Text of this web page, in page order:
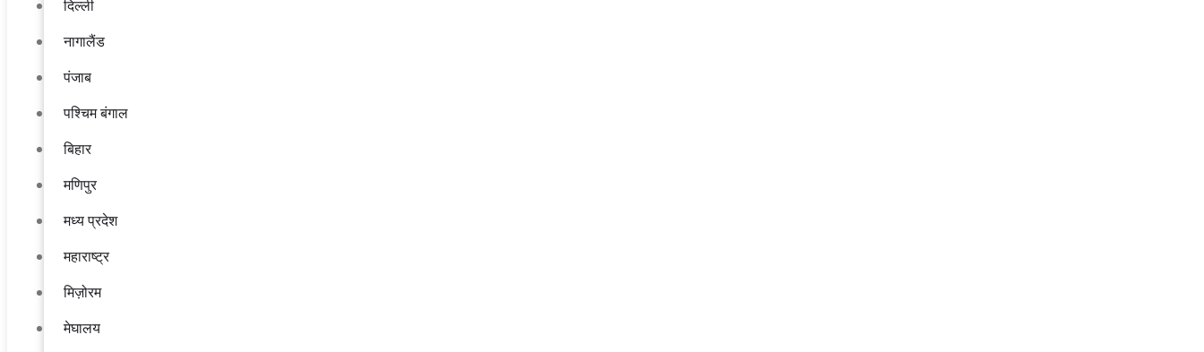
दिल्ली
नागालैंड
पंजाब
पश्चिम बंगाल
बिहार
मणिपुर
मध्य प्रदेश
महाराष्ट्र
मिज़ोरम
मेघालय